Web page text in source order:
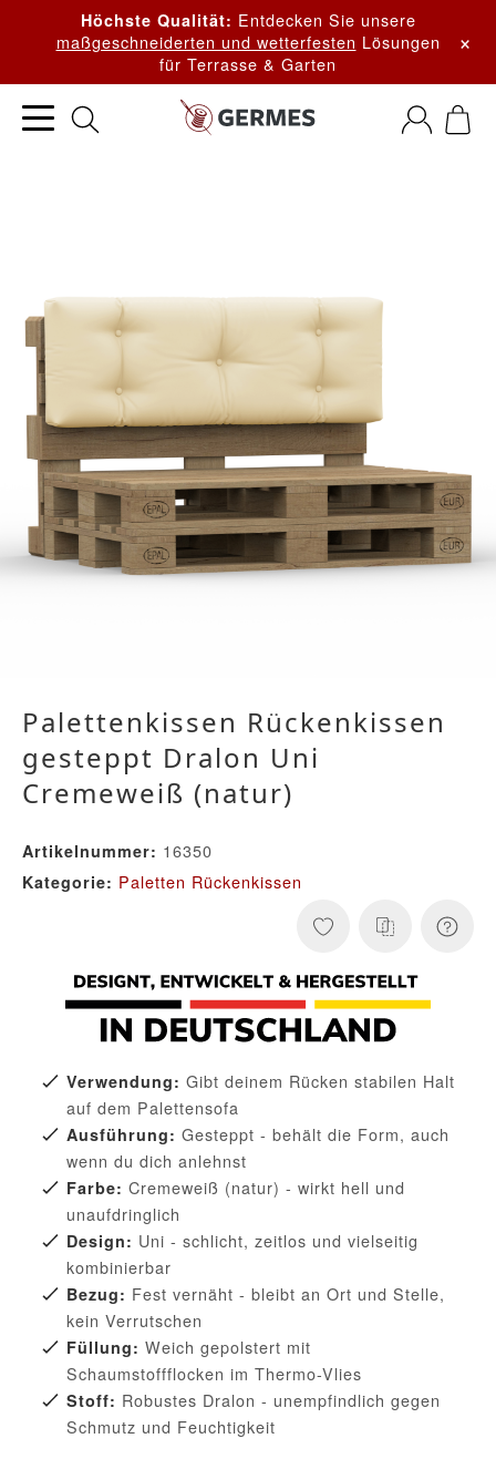
Höchste Qualität: Entdecken Sie unsere
maßgeschneiderten und wetterfesten Lösungen
für Terrasse & Garten
×
Palettenkissen Rückenkissen
gesteppt Dralon Uni
Cremeweiß (natur)
Artikelnummer: 16350
Kategorie: Paletten Rückenkissen
Verwendung: Gibt deinem Rücken stabilen Halt
auf dem Palettensofa
Ausführung: Gesteppt - behält die Form, auch
wenn du dich anlehnst
Farbe: Cremeweiß (natur) - wirkt hell und
unaufdringlich
Design: Uni - schlicht, zeitlos und vielseitig
kombinierbar
Bezug: Fest vernäht - bleibt an Ort und Stelle,
kein Verrutschen
Füllung: Weich gepolstert mit
Schaumstoffflocken im Thermo-Vlies
Stoff: Robustes Dralon - unempfindlich gegen
Schmutz und Feuchtigkeit